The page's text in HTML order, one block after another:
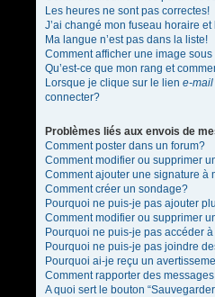
Les heures ne sont pas correctes!
J’ai changé mon fuseau horaire
Ma langue n’est pas dans la liste!
Comment afficher une image
Qu’est-ce que mon rang et
Lorsque je clique sur le lien e-mail
connecter?
Problèmes liés aux envois de
Comment poster dans un forum?
Comment modifier ou supprimer
Comment ajouter une signature à
Comment créer un sondage?
Pourquoi ne puis-je pas ajouter
Comment modifier ou supprimer
Pourquoi ne puis-je pas accéder
Pourquoi ne puis-je pas joindre
Pourquoi ai-je reçu un
Comment rapporter des
A quoi sert le bouton